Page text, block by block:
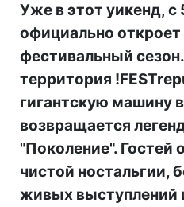
Уже в этот уикенд,с
официально откроет
фестивальный
территория
гигантскую машину
возвращается
"Поколение". Гостей
чистой ностальгии,
живых выступлений